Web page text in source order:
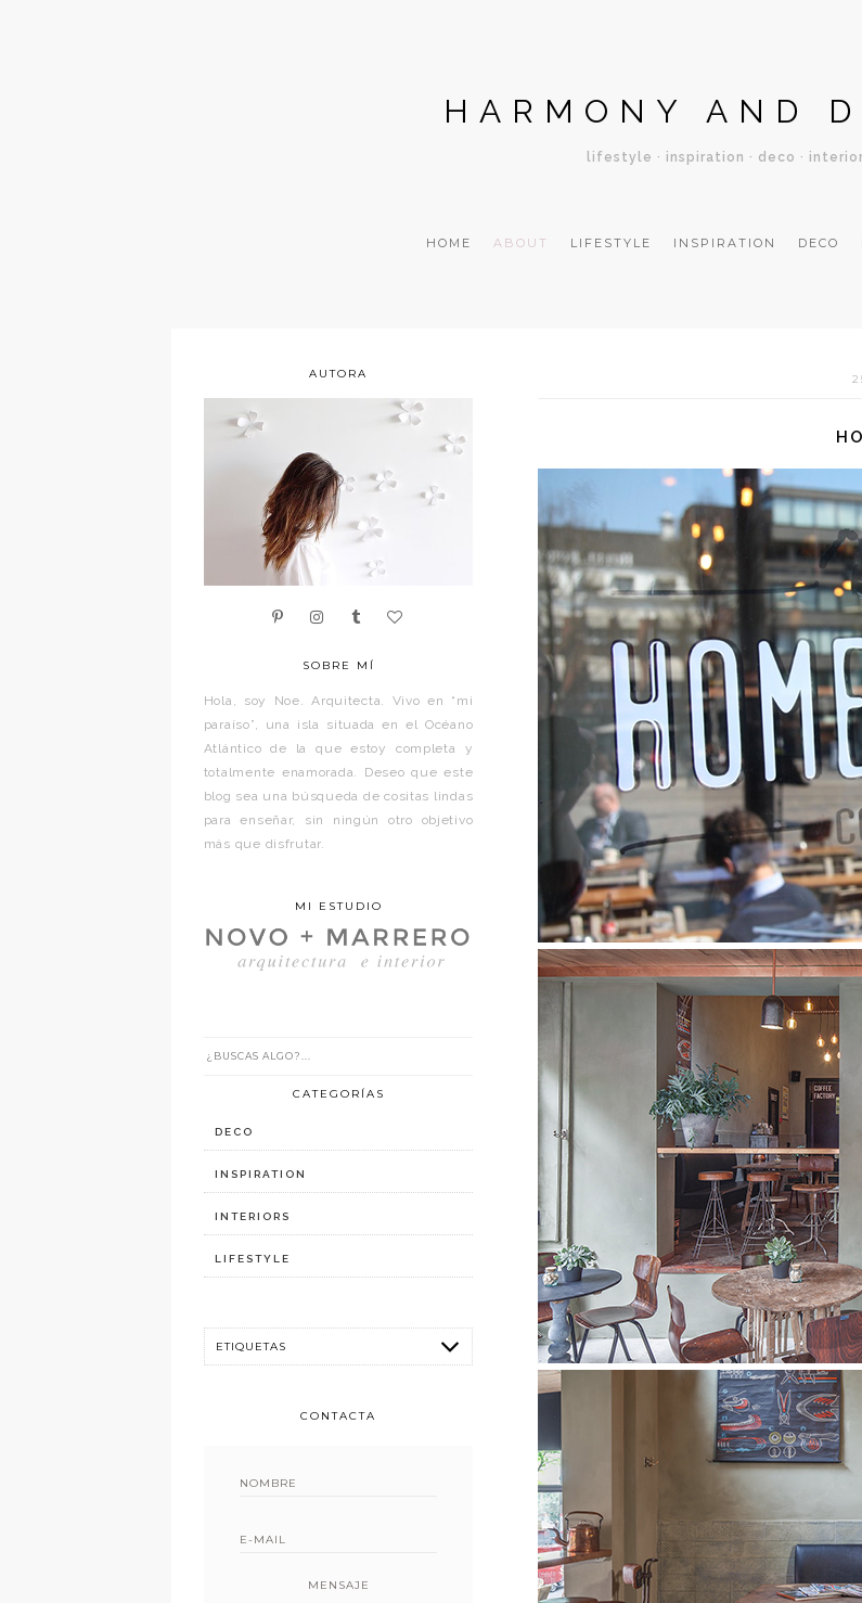
HARMONY AND
lifestyle · inspiration · deco ·
HOME ABOUT LIFESTYLE INSPIRATION DECO
AUTORA
SOBRE MÍ
Hola, soy Noe. Arquitecta. Vivo en “mi
paraíso”, una isla situada en el Océano
Atlántico de la que estoy completa y
totalmente enamorada. Deseo que este
blog sea una búsqueda de cositas lindas
para enseñar, sin ningún otro objetivo
más que disfrutar.
MI ESTUDIO
CATEGORÍAS
DECO
INSPIRATION
INTERIORS
LIFESTYLE
CONTACTA
MENSAJE